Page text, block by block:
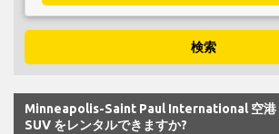
検索
Minneapolis-Saint Paul International 空港
SUV をレンタルできますか?